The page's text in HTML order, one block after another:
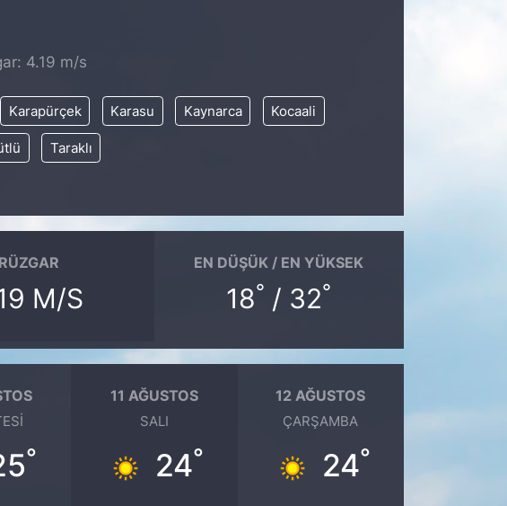
4.19 m/s
Karapürçek Karasu Kaynarca Kocaali
Taraklı
RÜZGAR
M/S
EN DÜŞÜK / EN YÜKSEK
18° / 32°
°
11 AĞUSTOS
SALI
24°
12 AĞUSTOS
ÇARŞAMBA
24°